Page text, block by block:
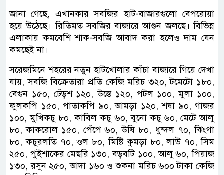
জানা গেছে, এখানকার সবজির হাট-বাজারগুলো বেপরোয়া
হয়ে উঠেছে। রিতিমত সবজির বাজারে আগুন জলছে। বিভিন্ন
এলাকায় কমবেশি শাক-সবজি আবাদ করা হলেও দাম যেন
কমছেই না।
সরেজমিনে শহরের নতুন হাটখোলার কাঁচা বাজারে গিয়ে দেখা
যায়, সবজি বিক্রেতারা প্রতি কেজি মরিচ ৩২০, টমেটো ১৮০,
বেগুন ১৫০, ঢেঁড়শ ১২০, উস্তে ১২০, পটল ১০০, মুলা ১০০,
ফুলকপি ১৫০, পাতাকপি ৯০, আমড়া ১২০, শষা ৯০, গাজর
১০০, মুখিকচু ৮০, কাবিল কচু ৬০, বুনো কচু ৬০, মেটে আলু
৮০, কাকরোল ১৫০, পেঁপে ৬০, উষি ৮০, ধুন্দল ৭০, ঝিংগা
৮০, কচুরলতি ৭০, ওল ৮০, মিষ্টি কুমড়া ৮০, লাউ ৭০, সিম
২৫০, পুইশাকের মেছরি ১৩০, বড়বটি ১০০, আলু ৬০, পিয়াজ
১৩০, রসুন ২৫০, আদা ১৬০ ও শুকনা মরিচ ৬০০ টাকা কেজি